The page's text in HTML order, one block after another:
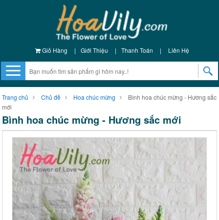
Giỏ Hàng | Giới Thiệu | Thanh Toán | Liên Hệ
Trang chủ Chủ đề Hoa chúc mừng
Bình hoa chúc mừng - Hương sắc
mới
Bình hoa chúc mừng - Hương sắc mới